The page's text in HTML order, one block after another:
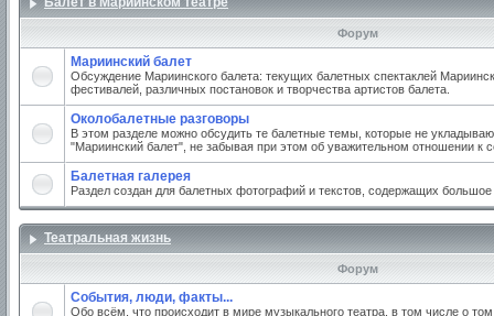
Форум
Мариинский балет
Обсуждение Мариинского балета: текущих балетных спектаклей
фестивалей, различных постановок и творчества артистов балета.
Околобалетные разговоры
В этом разделе можно обсудить те балетные темы, которые не
"Мариинский балет", не забывая при этом об уважительном отношении к
Балетная галерея
Раздел создан для балетных фотографий и текстов, содержащих
Театральная жизнь
Форум
События, люди, факты...
Обо всём, что происходит в мире музыкального театра, в том числе о